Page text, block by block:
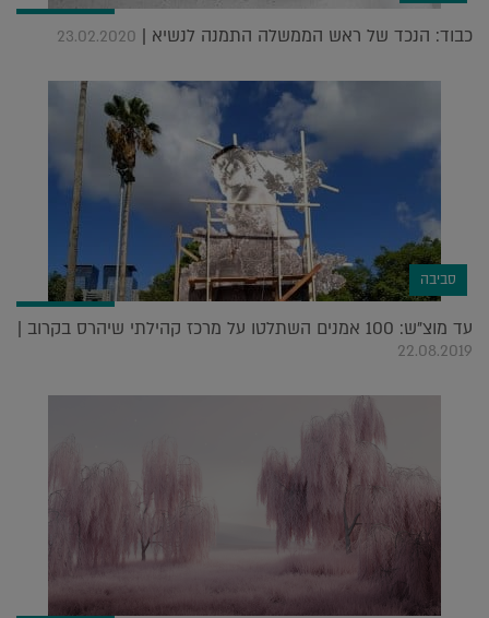
כבוד: הנכד של ראש הממשלה התמנה לנשיא | 23.02.2020
סביבה
עד מוצ"ש: 100 אמנים השתלטו על מרכז קהילתי שיהרס בקרוב |
22.08.2019